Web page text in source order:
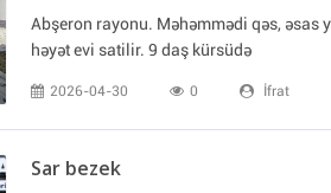
Abşeron rayonu. Məhəmmədi qəs, əsas
həyət evi satilir. 9 daş kürsüdə
2026-04-30 0 İfrat
Sar bezek